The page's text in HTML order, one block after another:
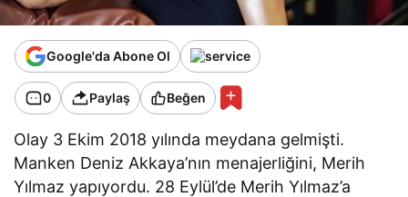
Google'da Abone Ol
0 Paylaş Beğen
Olay 3 Ekim 2018 yılında meydana gelmişti.
Manken Deniz Akkaya’nın menajerliğini, Merih
Yılmaz yapıyordu. 28 Eylül’de Merih Yılmaz’a